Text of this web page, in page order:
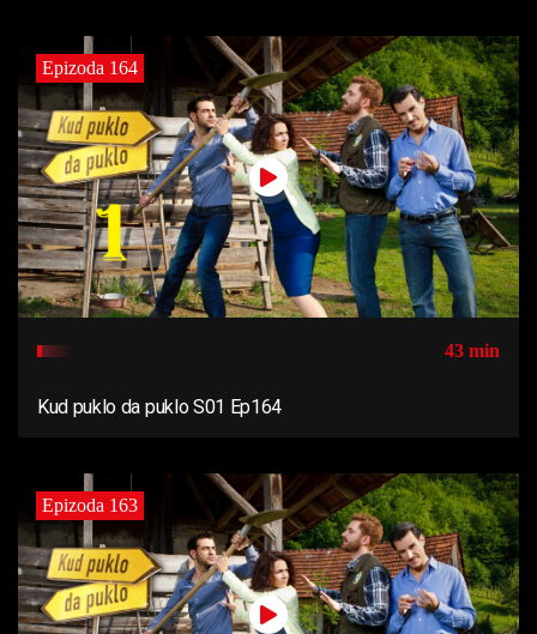
Epizoda 164
43 min
Kud puklo da puklo S01 Ep164
Epizoda 163